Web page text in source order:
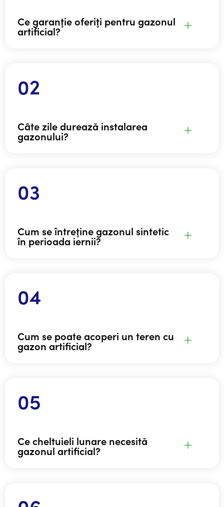
Ce garanţie oferiţi pentru gazonul
artificial?
Câte zile durează instalarea
gazonului?
Cum se întreţine gazonul sintetic
în perioada iernii?
Cum se poate acoperi un teren cu
gazon artificial?
Ce cheltuieli lunare necesită
gazonul artificial?